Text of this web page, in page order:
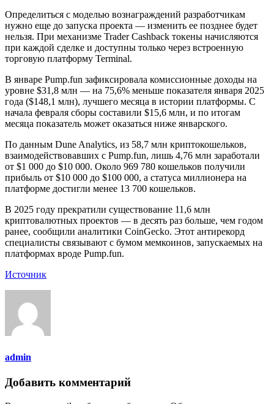
Определиться с моделью вознаграждений разработчикам
нужно еще до запуска проекта — изменить ее позднее будет
нельзя. При механизме Trader Cashback токены начисляются
при каждой сделке и доступны только через встроенную
торговую платформу Terminal.
В январе Pump.fun зафиксировала комиссионные доходы на
уровне $31,8 млн — на 75,6% меньше показателя января 2025
года ($148,1 млн), лучшего месяца в истории платформы. С
начала февраля сборы составили $15,6 млн, и по итогам
месяца показатель может оказаться ниже январского.
По данным Dune Analytics, из 58,7 млн криптокошельков,
взаимодействовавших с Pump.fun, лишь 4,76 млн заработали
от $1 000 до $10 000. Около 969 780 кошельков получили
прибыль от $10 000 до $100 000, а статуса миллионера на
платформе достигли менее 13 700 кошельков.
В 2025 году прекратили существование 11,6 млн
криптовалютных проектов — в десять раз больше, чем годом
ранее, сообщили аналитики CoinGecko. Этот антирекорд
специалисты связывают с бумом мемкоинов, запускаемых на
платформах вроде Pump.fun.
Источник
admin
Добавить комментарий